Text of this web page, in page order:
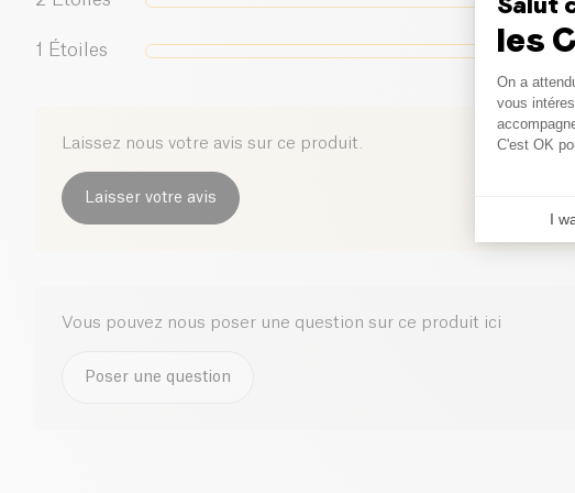
1 Étoiles
Laissez nous votre avis sur ce produit.
Laisser votre avis
Vous pouvez nous poser une question sur ce produit ici
Poser une question
les
On a
vous
C'est OK
I